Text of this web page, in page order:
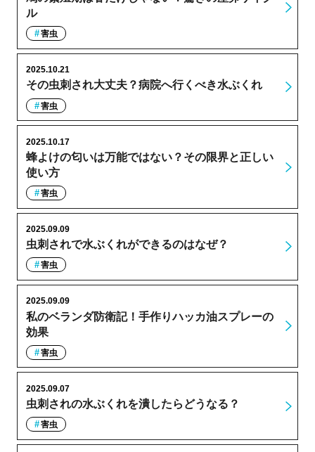
ル
害虫
その虫刺され大丈夫？病院へ行くべき水ぶくれ
2025.10.21
害虫
蜂よけの匂いは万能ではない？その限界と正しい
使い方
2025.10.17
害虫
虫刺されで水ぶくれができるのはなぜ？
2025.09.09
害虫
私のベランダ防衛記！手作りハッカ油スプレーの
効果
2025.09.09
害虫
虫刺されの水ぶくれを潰したらどうなる？
2025.09.07
害虫